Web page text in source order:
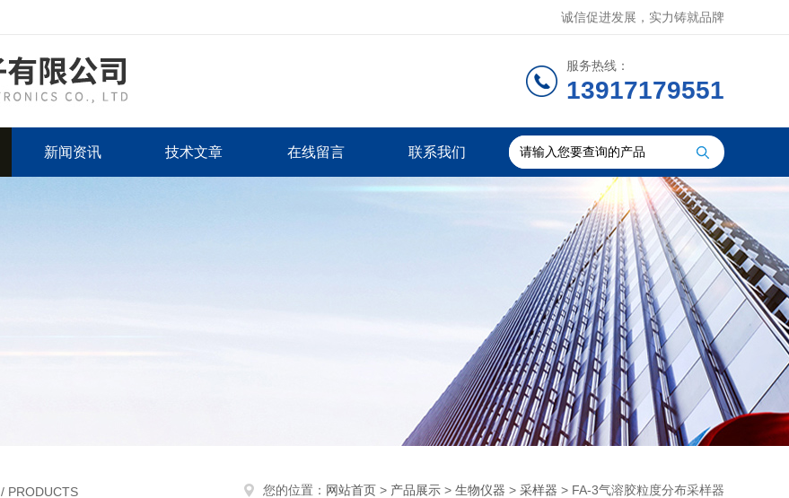
诚信促进发展，实力铸就品牌
服务热线：
13917179551
新闻资讯 技术文章 在线留言 联系我们
/ PRODUCTS 您的位置： 网站首页 > 产品展示 > 生物仪器 > 采样器 > FA-3气溶胶粒度分布采样器